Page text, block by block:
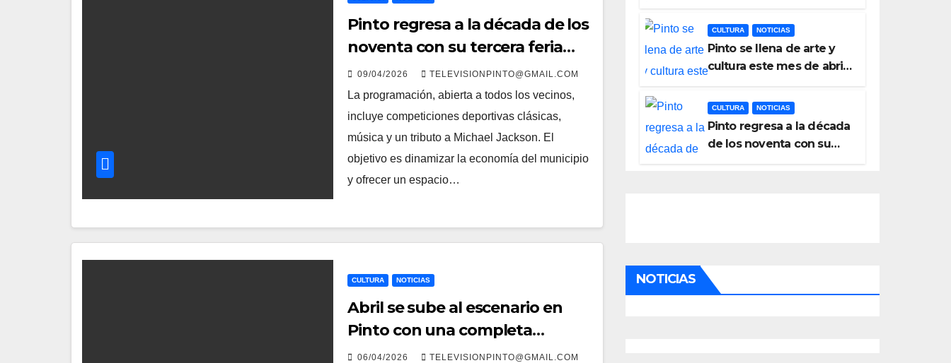
Pinto regresa a la década de los
noventa con su tercera feria
temática y deportiva
09/04/2026 TELEVISIONPINTO@GMAIL.COM
La programación, abierta a todos los vecinos,
incluye competiciones deportivas clásicas,
música y un tributo a Michael Jackson. El
objetivo es dinamizar la economía del municipio
y ofrecer un espacio…
CULTURA NOTICIAS
Abril se sube al escenario en
Pinto con una completa
agenda cultural en el Teatro
06/04/2026 TELEVISIONPINTO@GMAIL.COM
del Atlético de Pinto bajo
amenaza
CULTURA NOTICIAS
Pinto se llena de arte y
cultura este mes de abril
programación de
exposiciones y
espectáculos
CULTURA NOTICIAS
Pinto regresa a la década
de los noventa con su
NOTICIAS